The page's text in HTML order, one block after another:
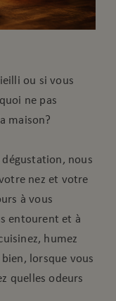
ou si vous
ne pas
maison?
nous
nez et votre
à vous
entourent et à
humez
lorsque vous
quelles odeurs